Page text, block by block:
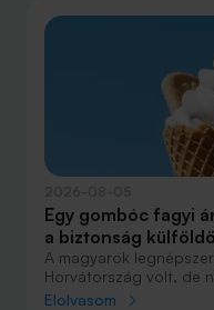
fogalmak közül,
Egy gombóc fagyi
a biztonság
A magyarok
Horvátország volt, de
júniust megnyerő
Elolvasom